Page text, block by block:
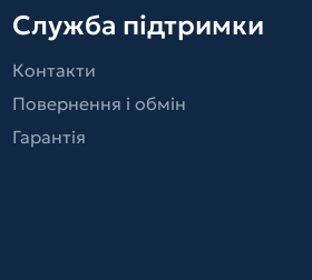
Служба підтримки
Контакти
Повернення і обмін
Гарантія